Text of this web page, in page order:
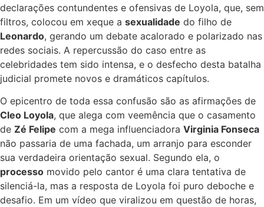
declarações contundentes e ofensivas de Loyola, que, sem
filtros, colocou em xeque a sexualidade do filho de
Leonardo, gerando um debate acalorado e polarizado nas
redes sociais. A repercussão do caso entre as
celebridades tem sido intensa, e o desfecho desta batalha
judicial promete novos e dramáticos capítulos.
O epicentro de toda essa confusão são as afirmações de
Cleo Loyola, que alega com veemência que o casamento
de Zé Felipe com a mega influenciadora Virginia Fonseca
não passaria de uma fachada, um arranjo para esconder
sua verdadeira orientação sexual. Segundo ela, o
processo movido pelo cantor é uma clara tentativa de
silenciá-la, mas a resposta de Loyola foi puro deboche e
desafio. Em um vídeo que viralizou em questão de horas,